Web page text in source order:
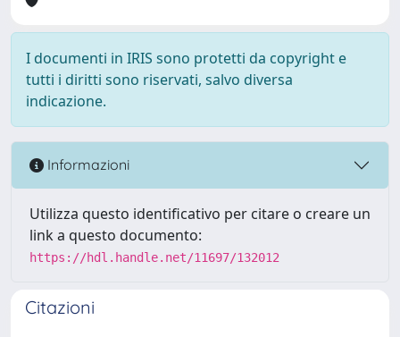
I documenti in IRIS sono protetti da copyright e
tutti i diritti sono riservati, salvo diversa
indicazione.
Informazioni
Utilizza questo identificativo per citare o creare un
link a questo documento:
https://hdl.handle.net/11697/132012
Citazioni